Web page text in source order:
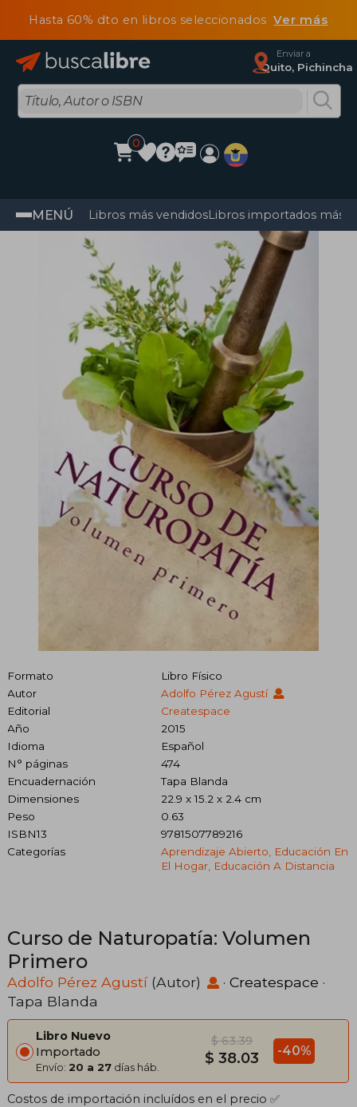
Hasta 60% dto en libros seleccionadosVer más
Enviar a
Quito, Pichincha
0
MENÚ Libros más vendidosLibros importados más
Formato
Libro Físico
Autor
Adolfo Pérez Agustí
Editorial
Createspace
Año
2015
Idioma
Español
N° páginas
474
Encuadernación
Tapa Blanda
Dimensiones
22.9 x 15.2 x 2.4 cm
Peso
0.63
ISBN13
9781507789216
Categorías
Aprendizaje Abierto, Educación En
El Hogar, Educación A Distancia
Curso de Naturopatía: Volumen
Primero
Adolfo Pérez Agustí (Autor) · Createspace ·
Tapa Blanda
Libro Nuevo
Importado
Envío: 20 a 27 días háb.
$ 63.39
$ 38.03 -40%
Costos de importación incluídos en el precio ✅